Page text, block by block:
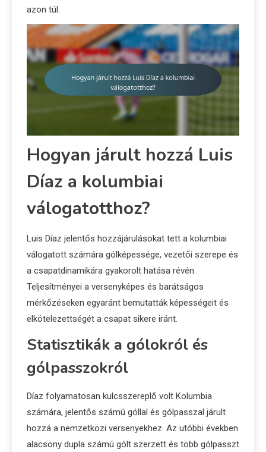
azon túl.
Hogyan járult hozzá Luis
Díaz a kolumbiai
válogatotthoz?
Luis Díaz jelentős hozzájárulásokat tett a kolumbiai
válogatott számára gólképessége, vezetői szerepe és
a csapatdinamikára gyakorolt hatása révén.
Teljesítményei a versenyképes és barátságos
mérkőzéseken egyaránt bemutatták képességeit és
elkötelezettségét a csapat sikere iránt.
Statisztikák a gólokról és
gólpasszokról
Díaz folyamatosan kulcsszereplő volt Kolumbia
számára, jelentős számú góllal és gólpasszal járult
hozzá a nemzetközi versenyekhez. Az utóbbi években
alacsony dupla számú gólt szerzett és több gólpasszt